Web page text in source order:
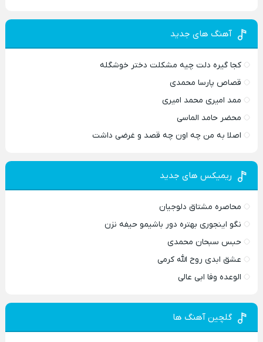
آهنگ های جدید
کجا گیره دلت چیه مشکلت دختر خوشگله
قصاص پارسا محمدی
ممد امیری محمد امیری
محضر حامد الماسی
اصلا به من چه اون چه قصد و غرضی داشت
ریمیکس های جدید
محاصره مشتاق دلوجیان
نگو اینجوری بهتره دور باشیمو حیفه نزن
حبس سبحان محمدی
عشق ابدی روح الله کرمی
الوعده وفا ابی عالی
گلچین آهنگ ها